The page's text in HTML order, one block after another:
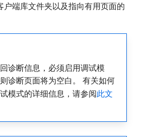
户端库文件夹以及指向有用页面的
诊断信息，必须启用调试模
诊断页面将为空白。 有关如何
模式的详细信息，请参阅此文